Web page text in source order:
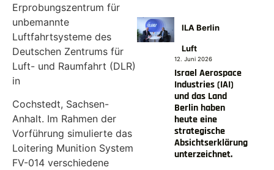
Erprobungszentrum für
unbemannte
Luftfahrtsysteme des
Deutschen Zentrums für
Luft- und Raumfahrt (DLR)
in
Cochstedt, Sachsen-
Anhalt. Im Rahmen der
Vorführung simulierte das
Loitering Munition System
FV-014 verschiedene
ILA Berlin
Luft
12. Juni 2026
Israel Aerospace
Industries (IAI)
und das Land
Berlin haben
heute eine
strategische
Absichtserklärung
unterzeichnet.